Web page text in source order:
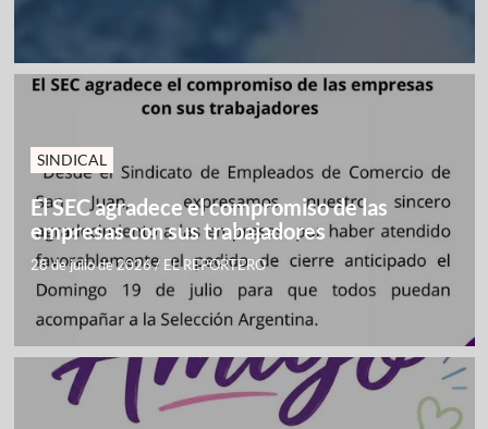
SINDICAL
El SEC agradece el compromiso de las
empresas con sus trabajadores
28 de julio de 2026/ EL REPORTERO